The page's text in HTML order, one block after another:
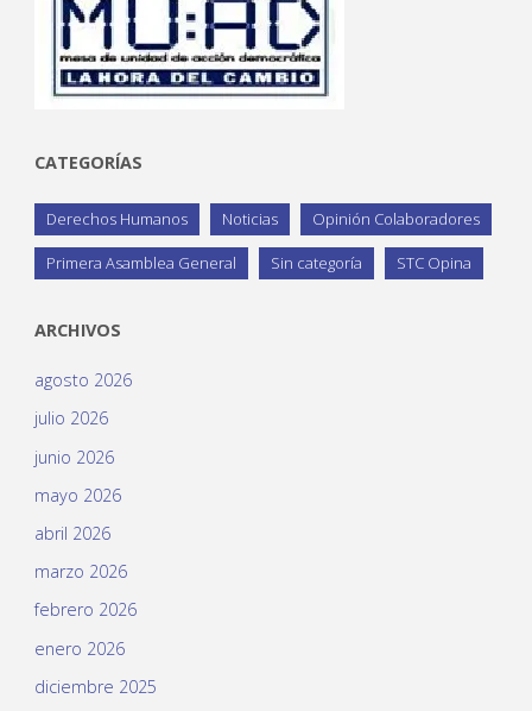
CATEGORÍAS
Derechos Humanos Noticias Opinión Colaboradores
Primera Asamblea General Sin categoría STC Opina
ARCHIVOS
agosto 2026
julio 2026
junio 2026
mayo 2026
abril 2026
marzo 2026
febrero 2026
enero 2026
diciembre 2025